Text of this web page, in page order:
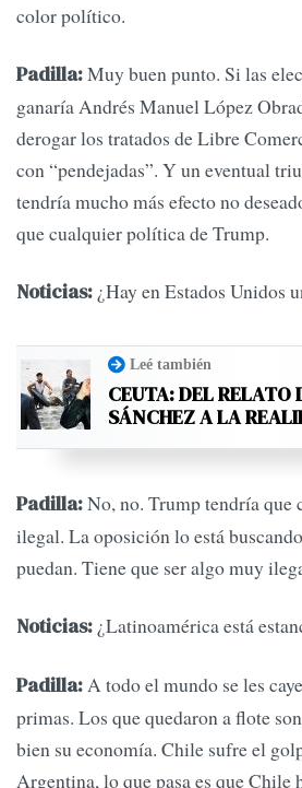
color político.
Padilla:Muy buen punto. Si las
ganaría Andrés Manuel López
derogar los tratados de Libre
con “pendejadas”. Y un eventual
tendría mucho más efecto no
que cualquier política de Trump.
Noticias: ¿Hay en Estados Unidos
Leé también
CEUTA: DEL RELATO
SÁNCHEZ A LA
Padilla:No, no. Trump tendría que
ilegal. La oposición lo está
puedan. Tiene que ser algo muy
Noticias: ¿Latinoamérica está
Padilla:A todo el mundo se les
primas. Los que quedaron a flote
bien su economía. Chile sufre el
Argentina, lo que pasa es que Chile